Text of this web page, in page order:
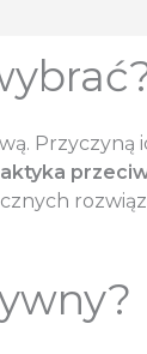
Przyczyną